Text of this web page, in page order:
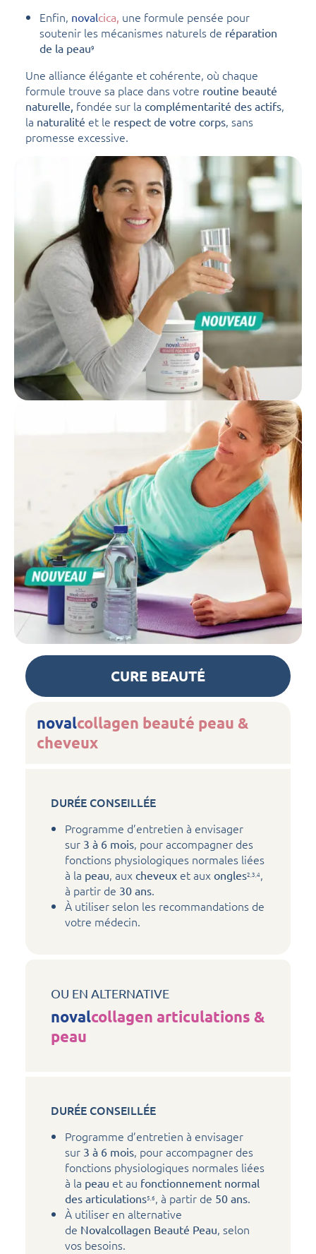
Enfin, novalcica, une formule pensée pour
soutenir les mécanismes naturels de réparation
de la peau9
Une alliance élégante et cohérente, où chaque
formule trouve sa place dans votre routine beauté
naturelle, fondée sur la complémentarité des actifs,
la naturalité et le respect de votre corps, sans
promesse excessive.
CURE BEAUTÉ
novalcollagen beauté peau &
cheveux
DURÉE CONSEILLÉE
Programme d’entretien à envisager
sur 3 à 6 mois, pour accompagner des
fonctions physiologiques normales liées
à la peau, aux cheveux et aux ongles2,3,4,
à partir de 30 ans.
À utiliser selon les recommandations de
votre médecin.
OU EN ALTERNATIVE
novalcollagen articulations &
peau
DURÉE CONSEILLÉE
Programme d’entretien à envisager
sur 3 à 6 mois, pour accompagner des
fonctions physiologiques normales liées
à la peau et au fonctionnement normal
des articulations5,6, à partir de 50 ans.
À utiliser en alternative
de Novalcollagen Beauté Peau, selon
vos besoins.